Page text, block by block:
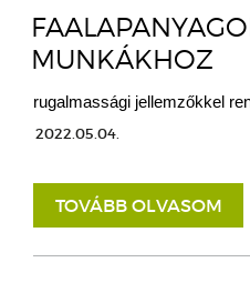
MUNKÁKHOZ
rugalmassági jellemzőkkel
2022.05.04.
TOVÁBB OLVASOM